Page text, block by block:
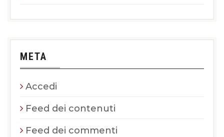
META
Accedi
Feed dei contenuti
Feed dei commenti